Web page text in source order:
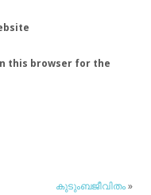
this browser for the
കുടുംബജീവിതം»